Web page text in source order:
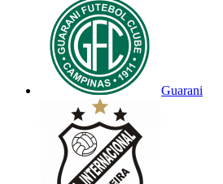
Guarani